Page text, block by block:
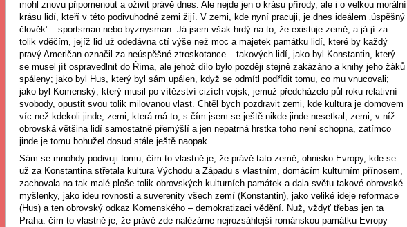
mohl znovu připomenout a oživit právě dnes. Ale nejde jen o krásu přírody, ale i o velkou morální
krásu lidí, kteří v této podivuhodné zemi žijí. V zemi, kde nyní pracuji, je dnes ideálem ‚úspěšný
člověk’ – sportsman nebo byznysman. Já jsem však hrdý na to, že existuje země, a já jí za
tolik vděčím, jejíž lid už odedávna ctí výše než moc a majetek památku lidí, které by každý
pravý Američan označil za neúspěšné ztroskotance – takových lidí, jako byl Konstantin, který
se musel jít ospravedlnit do Říma, ale jehož dílo bylo později stejně zakázáno a knihy jeho žáků
spáleny; jako byl Hus, který byl sám upálen, když se odmítl podřídit tomu, co mu vnucovali;
jako byl Komenský, který musil po vítězství cizích vojsk, jemuž předcházelo půl roku relativní
svobody, opustit svou tolik milovanou vlast. Chtěl bych pozdravit zemi, kde kultura je domovem
víc než kdekoli jinde, zemi, která má to, s čím jsem se ještě nikde jinde nesetkal, zemi, v níž
obrovská většina lidí samostatně přemýšlí a jen nepatrná hrstka toho není schopna, zatímco
jinde je tomu bohužel dosud stále ještě naopak.
Sám se mnohdy podivuji tomu, čím to vlastně je, že právě tato země, ohnisko Evropy, kde se
už za Konstantina střetala kultura Východu a Západu s vlastním, domácím kulturním přínosem,
zachovala na tak malé ploše tolik obrovských kulturních památek a dala světu takové obrovské
myšlenky, jako ideu rovnosti a suverenity všech zemí (Konstantin), jako veliké ideje reformace
(Hus) a ten obrovský odkaz Komenského – demokratizaci vědění. Nuž, vždyť třebas jen ta
Praha: čím to vlastně je, že právě zde nalézáme nejrozsáhlejší románskou památku Evropy –